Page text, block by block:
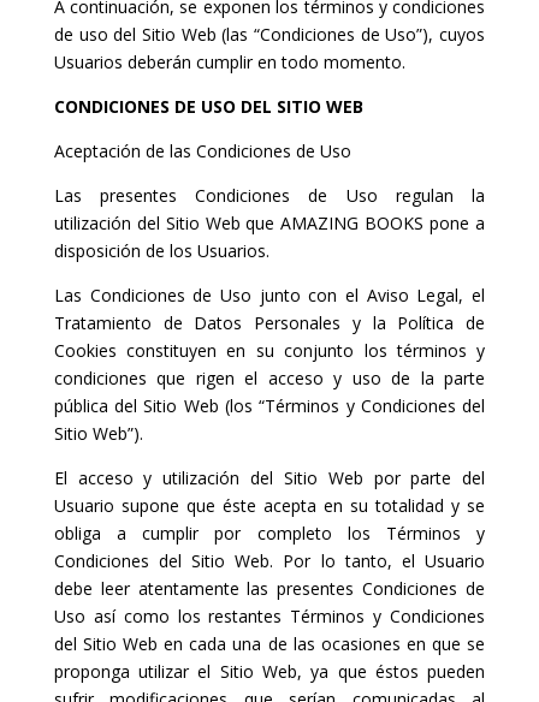
A continuación, se exponen los términos y condiciones
de uso del Sitio Web (las “Condiciones de Uso”), cuyos
Usuarios deberán cumplir en todo momento.
CONDICIONES DE USO DEL SITIO WEB
Aceptación de las Condiciones de Uso
Las presentes Condiciones de Uso regulan la
utilización del Sitio Web que AMAZING BOOKS pone a
disposición de los Usuarios.
Las Condiciones de Uso junto con el Aviso Legal, el
Tratamiento de Datos Personales y la Política de
Cookies constituyen en su conjunto los términos y
condiciones que rigen el acceso y uso de la parte
pública del Sitio Web (los “Términos y Condiciones del
Sitio Web”).
El acceso y utilización del Sitio Web por parte del
Usuario supone que éste acepta en su totalidad y se
obliga a cumplir por completo los Términos y
Condiciones del Sitio Web. Por lo tanto, el Usuario
debe leer atentamente las presentes Condiciones de
Uso así como los restantes Términos y Condiciones
del Sitio Web en cada una de las ocasiones en que se
proponga utilizar el Sitio Web, ya que éstos pueden